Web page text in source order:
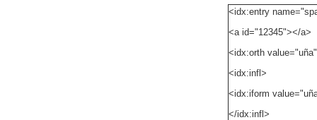
<idx:entry
<a id="12345"></a>
<idx:orth
<idx:infl>
<idx:iform
</idx:infl>